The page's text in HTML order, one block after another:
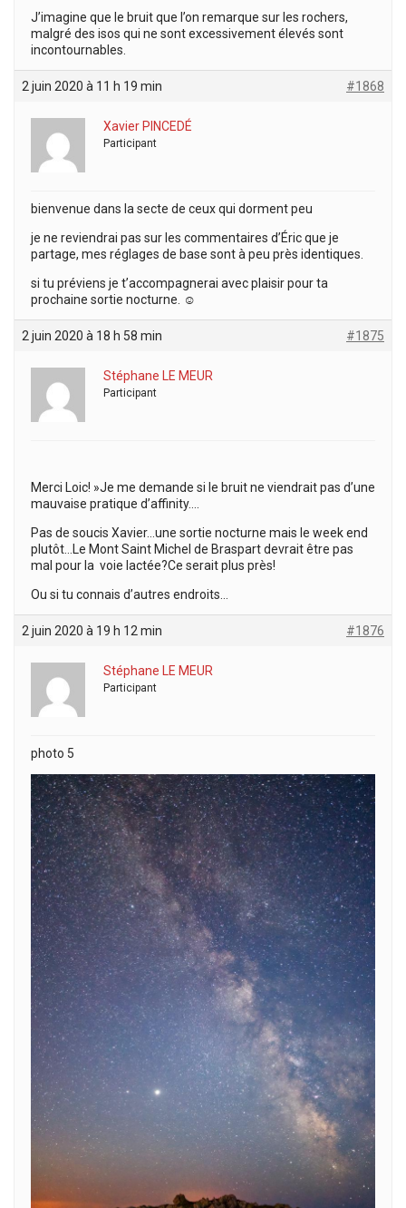
J’imagine que le bruit que l’on remarque sur les rochers,
malgré des isos qui ne sont excessivement élevés sont
incontournables.
2 juin 2020 à 11 h 19 min #1868
Xavier PINCEDÉ
Participant
bienvenue dans la secte de ceux qui dorment peu
je ne reviendrai pas sur les commentaires d’Éric que je
partage, mes réglages de base sont à peu près identiques.
si tu préviens je t’accompagnerai avec plaisir pour ta
prochaine sortie nocturne. ☺️
2 juin 2020 à 18 h 58 min #1875
Stéphane LE MEUR
Participant
Merci Loic! »Je me demande si le bruit ne viendrait pas d’une
mauvaise pratique d’affinity….
Pas de soucis Xavier…une sortie nocturne mais le week end
plutôt…Le Mont Saint Michel de Braspart devrait être pas
mal pour la voie lactée?Ce serait plus près!
Ou si tu connais d’autres endroits…
2 juin 2020 à 19 h 12 min #1876
Stéphane LE MEUR
Participant
photo 5